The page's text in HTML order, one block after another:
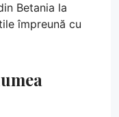
Betania la
împreună cu